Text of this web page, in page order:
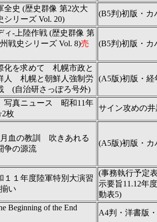
全史 (歴史群像 第2次大
シリーズ Vol. 20)
(B5判)初版・カ
ィ-上陸作戦 (歴史群像 第
戦史シリーズ Vol. 8)売
(B5判)初版・カ
化を求めて 札幌市政と
人 札幌と朝鮮人強制労
(自治研さっぽろ号外)
(A5版)初版・経
真ニュース 昭和11年
2枚
サイン攻めの
月血の教訓 吹きあれる
争の源流
(A5版)初版・カ
１年度陸軍特別大演習
い
(事務執行予定
示要旨11.12年
動表5)
Beginning of the End
A4判・洋書版